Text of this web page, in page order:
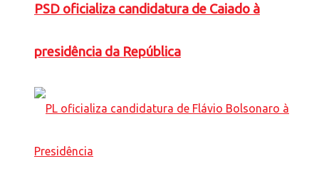
PSD oficializa candidatura de Caiado à
presidência da República